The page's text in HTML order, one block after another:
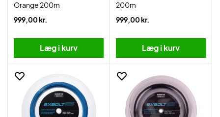
Orange 200m
999,00 kr.
Læg i kurv
200m
999,00 kr.
Læg i kurv